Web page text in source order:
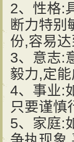
2、性格:
断力特别
份,容易
3、意志:
毅力,定能
4、事业:
只要谨慎
5、家庭: